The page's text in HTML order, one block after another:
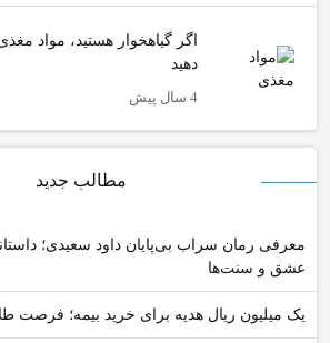
اگر گیاهخوار هستید، مواد
دهید
4 سال پیش
مطالب جدید
معرفی رمان سراب بی‌پایان داود سعیدی؛
عشق و سنت‌ها
یک میلیون ریال هدیه برای خرید بیمه؛ فرصت